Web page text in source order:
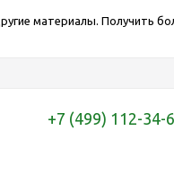
материалы. Получить
+7 (499) 112-34-